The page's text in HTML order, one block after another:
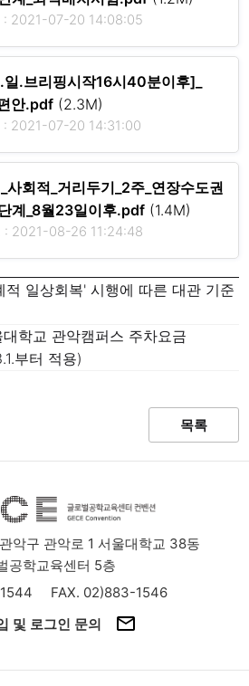
: 2021-07-20 14:08:05
.브리핑시작16시40분이후]_
안.pdf (2.3M)
: 2021-07-20 14:31:00
사회적_거리두기_2주_연장수도권
계_8월23일이후.pdf (1.4M)
: 2021-08-26 11:24:48
적 일상회복' 시행에 따른 대관 기준
학교 관악캠퍼스 주차요금
부터 적용)
목록
악구 관악로 1 서울대학교 38동
공학교육센터 5층
FAX. 02)883-1546
및 로그인 문의